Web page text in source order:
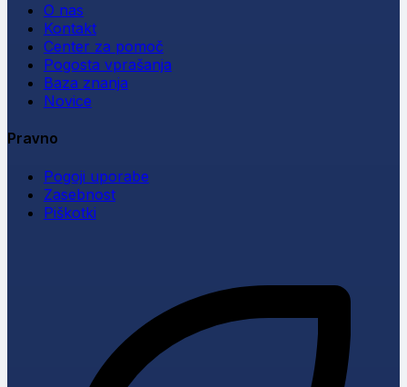
O nas
Kontakt
Center za pomoč
Pogosta vprašanja
Baza znanja
Novice
Pravno
Pogoji uporabe
Zasebnost
Piškotki